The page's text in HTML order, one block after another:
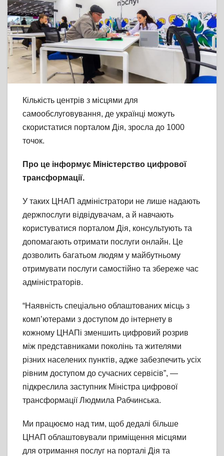
Кількість центрів з місцями для
самообслуговування, де українці можуть
скористатися порталом Дія, зросла до 1000
точок.
Про це інформує Міністерство цифрової
трансформації.
У таких ЦНАП адміністратори не лише надають
держпослуги відвідувачам, а й навчають
користуватися порталом Дія, консультують та
допомагають отримати послуги онлайн. Це
дозволить багатьом людям у майбутньому
отримувати послуги самостійно та збереже час
адміністраторів.
“Наявність спеціально облаштованих місць з
комп’ютерами з доступом до інтернету в
кожному ЦНАПі зменшить цифровий розрив
між представниками поколінь та жителями
різних населених пунктів, адже забезпечить усіх
рівним доступом до сучасних сервісів”, —
підкреслила заступник Міністра цифрової
трансформації Людмила Рабчинська.
Ми працюємо над тим, щоб дедалі більше
ЦНАП облаштовували приміщення місцями
для отримання послуг на порталі Дія та